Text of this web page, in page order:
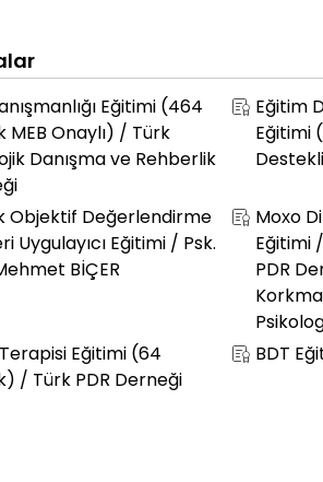
Eğitimi (464
MEB Onaylı) / Türk
Danışma ve Rehberlik
Eğitim
Eğitimi
Objektif Değerlendirme
Uygulayıcı Eğitimi / Psk.
BİÇER
Moxo
Eğitimi
PDR
Eğitimi (64
/ Türk PDR Derneği
BDT